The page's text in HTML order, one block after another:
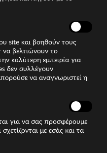
site και βοηθούν τους
να βελτιώνουν το
καλύτερη εμπειρία για
δεν συλλέγουν
να αναγνωριστεί η
για να σας προσφέρουμε
με εσάς και τα